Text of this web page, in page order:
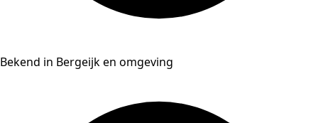
Bekend in Bergeijk en omgeving